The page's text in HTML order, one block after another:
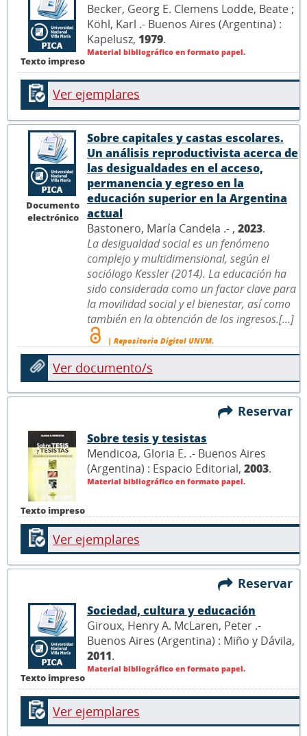
Texto impreso
Becker, Georg E. Clemens Lodde, Beate ;
Köhl, Karl .- Buenos Aires (Argentina) :
Kapelusz, 1979.
Material bibliográfico en formato papel.
Ver ejemplares
Documento
electrónico
Sobre capitales y castas escolares.
Un análisis reproductivista acerca de
las desigualdades en el acceso,
permanencia y egreso en la
educación superior en la Argentina
actual
Bastonero, María Candela .- , 2023.
La desigualdad social es un fenómeno
complejo y multidimensional, según el
sociólogo Kessler (2014). La educación ha
sido considerada como un factor clave para
la movilidad social y el bienestar, así como
también en la obtención de los ingresos.[...]
| Repositorio Digital UNVM.
Ver documento/s
Reservar
Texto impreso
Sobre tesis y tesistas
Mendicoa, Gloria E. .- Buenos Aires
(Argentina) : Espacio Editorial, 2003.
Material bibliográfico en formato papel.
Ver ejemplares
Reservar
Texto impreso
Sociedad, cultura y educación
Giroux, Henry A. McLaren, Peter .-
Buenos Aires (Argentina) : Miño y Dávila,
2011.
Material bibliográfico en formato papel.
Ver ejemplares